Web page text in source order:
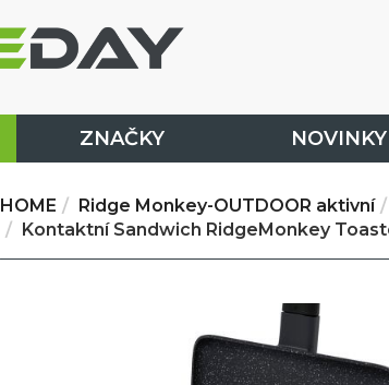
ZNAČKY NOVINKY
HOME Ridge Monkey-OUTDOOR aktivní
Kontaktní Sandwich RidgeMonkey